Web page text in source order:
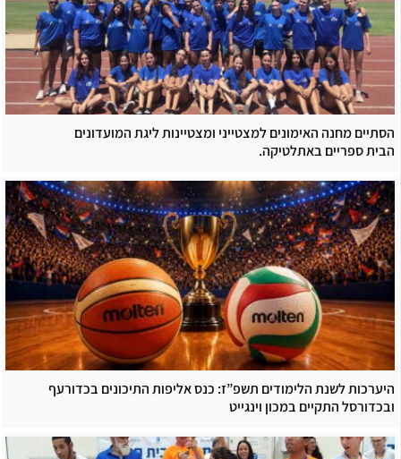
הסתיים מחנה האימונים למצטייני ומצטיינות ליגת המועדונים
הבית ספריים באתלטיקה.
היערכות לשנת הלימודים תשפ”ז: כנס אליפות התיכונים בכדורעף
ובכדורסל התקיים במכון וינגייט